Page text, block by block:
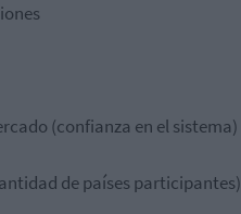
(confianza en el sistema)
de países participantes)